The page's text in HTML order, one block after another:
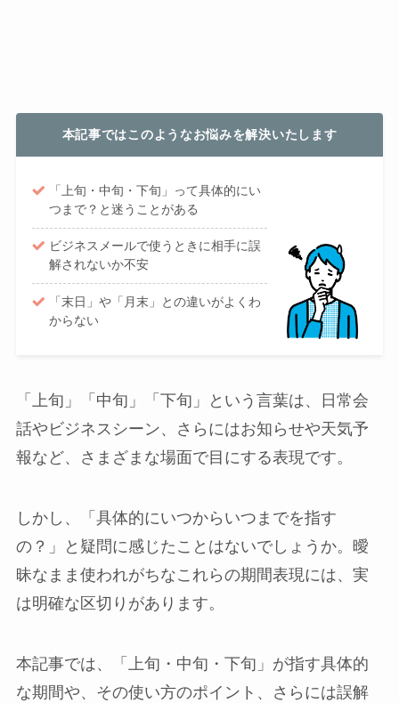
本記事ではこのようなお悩みを解決いたします
「上旬・中旬・下旬」って具体的にい
つまで？と迷うことがある
ビジネスメールで使うときに相手に誤
解されないか不安
「末日」や「月末」との違いがよくわ
からない
「上旬」「中旬」「下旬」という言葉は、日常会
話やビジネスシーン、さらにはお知らせや天気予
報など、さまざまな場面で目にする表現です。
しかし、「具体的にいつからいつまでを指す
の？」と疑問に感じたことはないでしょうか。曖
昧なまま使われがちなこれらの期間表現には、実
は明確な区切りがあります。
本記事では、「上旬・中旬・下旬」が指す具体的
な期間や、その使い方のポイント、さらには誤解